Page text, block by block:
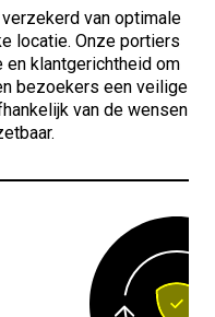
van optimale
locatie. Onze portiers
klantgerichtheid om
bezoekers een veilige
van de wensen